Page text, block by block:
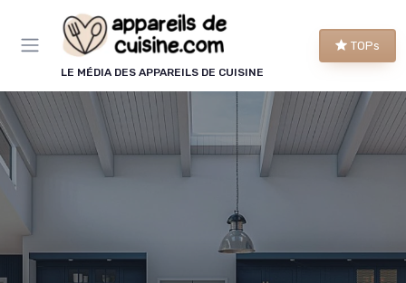
LE MÉDIA DES APPAREILS DE CUISINE
TOPs
Panneau de gestion des cookies